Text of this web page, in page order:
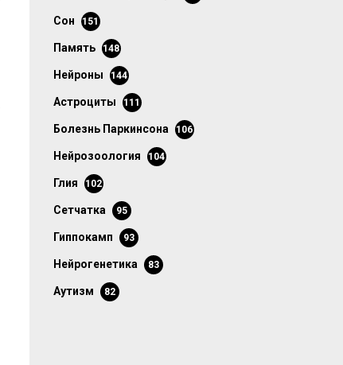
сон 151
память 148
нейроны 144
астроциты 111
болезнь Паркинсона 106
нейрозоология 104
глия 102
сетчатка 95
гиппокамп 93
нейрогенетика 83
аутизм 82